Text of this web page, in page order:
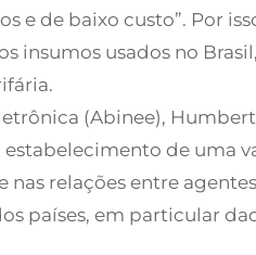
de baixo custo”. Por
insumos usados no
(Abinee),
de uma
relações entre
países, em particular